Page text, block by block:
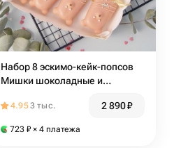
Набор 8 эскимо-кейк-попсов
Мишки шоколадные и
подруге, маме, любимой
4.953 тыс. 2 890₽
723 ₽ × 4 платежа